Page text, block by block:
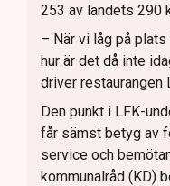
253 av landets 290
– När vi låg på
hur är det då inte
driver restaurangen
Den punkt i LFK-
får sämst betyg av
service och
kommunalråd (KD)